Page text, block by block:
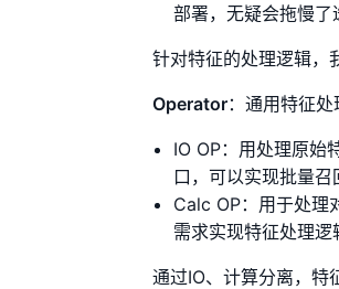
部署，无疑会拖慢了
针对特征的处理逻辑，
Operator：通用特征
IO OP：用处理原始
口，可以实现批量召
Calc OP：用于处理
需求实现特征处理逻
通过IO、计算分离，特